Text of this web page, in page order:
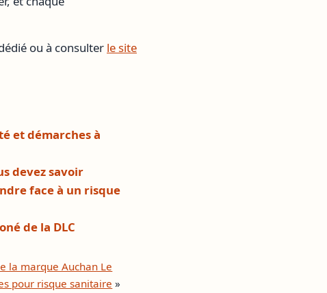
ou à consulter le site
et démarches à
devez savoir
face à un risque
de la DLC
la marque Auchan Le
pour risque sanitaire »